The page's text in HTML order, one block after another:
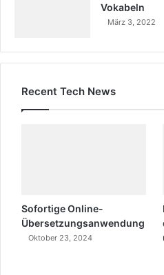
Vokabeln
März 3, 2022
Recent Tech News
Sofortige Online-
Übersetzungsanwendung
Oktober 23, 2024